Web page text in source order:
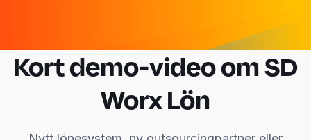
Kort demo-video om SD
Worx Lön